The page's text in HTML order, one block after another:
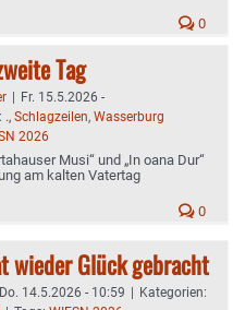
0
Tag
| Fr. 15.5.2026 -
., Schlagzeilen, Wasserburg
2026
Musi“ und „In oana Dur“
am kalten Vatertag
0
wieder Glück gebracht
Do. 14.5.2026 - 10:59 | Kategorien: